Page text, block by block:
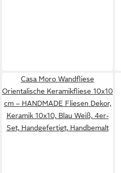
Casa Moro Wandfliese
Orientalische Keramikfliese 10x10
cm – HANDMADE Fliesen Dekor,
Keramik 10x10, Blau Weiß, 4er-
Set, Handgefertigt, Handbemalt